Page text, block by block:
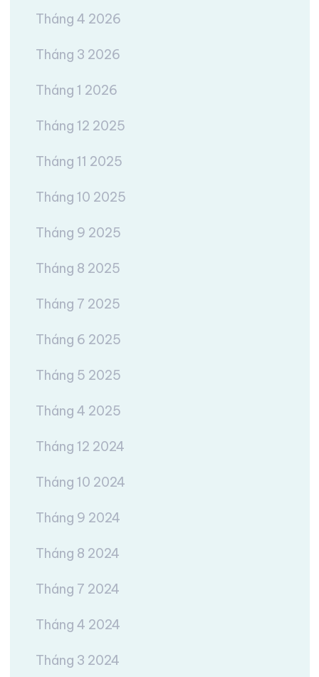
Tháng 4 2026
Tháng 3 2026
Tháng 1 2026
Tháng 12 2025
Tháng 11 2025
Tháng 10 2025
Tháng 9 2025
Tháng 8 2025
Tháng 7 2025
Tháng 6 2025
Tháng 5 2025
Tháng 4 2025
Tháng 12 2024
Tháng 10 2024
Tháng 9 2024
Tháng 8 2024
Tháng 7 2024
Tháng 4 2024
Tháng 3 2024